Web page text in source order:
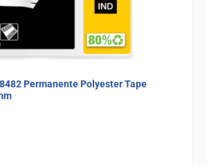
Permanente Polyester Tape